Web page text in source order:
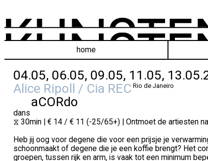
home
04.05, 06.05, 09.05, 11.05,
Alice Ripoll / Cia REC Rio de Janeiro
aCORdo
dans
⧖ 30min | € 14 / € 11 (-25/65+) | Ontmoet de artiesten
Heb jij oog voor degene die voor een prijsje je
schoonmaakt of degene die je een koffie brengt? Het
groepen, tussen rijk en arm, is vaak tot een minimum